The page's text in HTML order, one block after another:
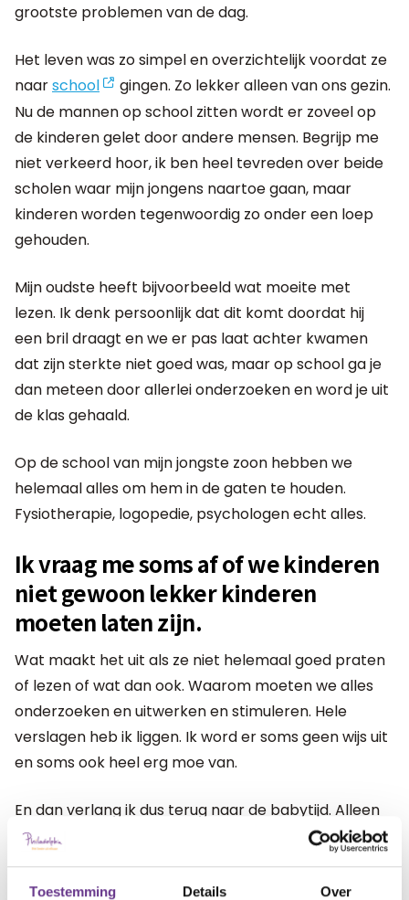
Toestemming Details Over
grootste problemen van de dag.
Het leven was zo simpel en overzichtelijk voordat ze
naarschool
gingen. Zo lekker alleen van ons gezin.
Nu de mannen op school zitten wordt er zoveel op
de kinderen gelet door andere mensen. Begrijp me
niet verkeerd hoor, ik ben heel tevreden over beide
scholen waar mijn jongens naartoe gaan, maar
kinderen worden tegenwoordig zo onder een loep
gehouden.
Mijn oudste heeft bijvoorbeeld wat moeite met
lezen. Ik denk persoonlijk dat dit komt doordat hij
een bril draagt en we er pas laat achter kwamen
dat zijn sterkte niet goed was, maar op school ga je
dan meteen door allerlei onderzoeken en word je uit
de klas gehaald.
Op de school van mijn jongste zoon hebben we
helemaal alles om hem in de gaten te houden.
Fysiotherapie, logopedie, psychologen echt alles.
Ik vraag me soms af of we kinderen
niet gewoon lekker kinderen
moeten laten zijn.
Wat maakt het uit als ze niet helemaal goed praten
of lezen of wat dan ook. Waarom moeten we alles
onderzoeken en uitwerken en stimuleren. Hele
verslagen heb ik liggen. Ik word er soms geen wijs uit
en soms ook heel erg moe van.
En dan verlang ik dus terug naar de babytijd. Alleen
wij, met z’n viertjes en alles was goed.